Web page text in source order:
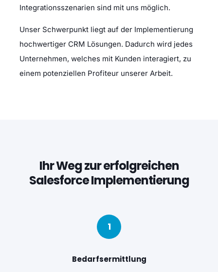
Integrationsszenarien sind mit uns möglich.
Unser Schwerpunkt liegt auf der Implementierung
hochwertiger CRM Lösungen. Dadurch wird jedes
Unternehmen, welches mit Kunden interagiert, zu
einem potenziellen Profiteur unserer Arbeit.
Ihr Weg zur erfolgreichen
Salesforce Implementierung
1
Bedarfsermittlung